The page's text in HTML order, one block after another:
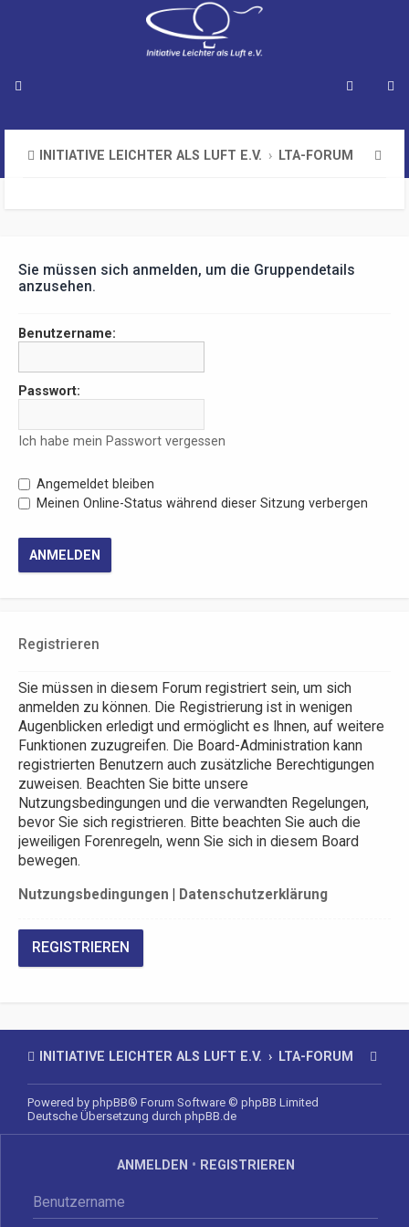
INITIATIVE LEICHTER ALS LUFT E.V. LTA-FORUM
Sie müssen sich anmelden, um die Gruppendetails
anzusehen.
Benutzername:
Passwort:
Ich habe mein Passwort vergessen
Angemeldet bleiben
Meinen Online-Status während dieser Sitzung verbergen
Registrieren
Sie müssen in diesem Forum registriert sein, um sich
anmelden zu können. Die Registrierung ist in wenigen
Augenblicken erledigt und ermöglicht es Ihnen, auf weitere
Funktionen zuzugreifen. Die Board-Administration kann
registrierten Benutzern auch zusätzliche Berechtigungen
zuweisen. Beachten Sie bitte unsere
Nutzungsbedingungen und die verwandten Regelungen,
bevor Sie sich registrieren. Bitte beachten Sie auch die
jeweiligen Forenregeln, wenn Sie sich in diesem Board
bewegen.
Nutzungsbedingungen Datenschutzerklärung
REGISTRIEREN
INITIATIVE LEICHTER ALS LUFT E.V. LTA-FORUM
Powered by phpBB® Forum Software © phpBB Limited
Deutsche Übersetzung durch phpBB.de
ANMELDEN • REGISTRIEREN